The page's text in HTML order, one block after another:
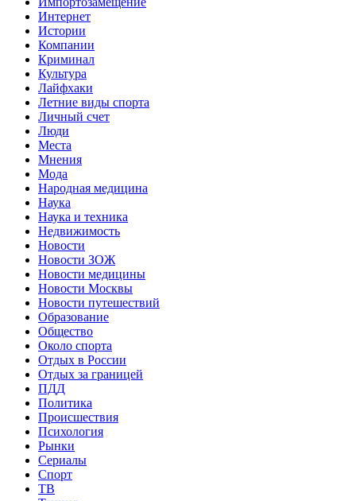
Интернет
Истории
Компании
Криминал
Культура
Лайфхаки
Летние виды спорта
Личный счет
Люди
Места
Мнения
Мода
Народная медицина
Наука
Наука и техника
Недвижимость
Новости
Новости ЗОЖ
Новости медицины
Новости Москвы
Новости путешествий
Образование
Общество
Около спорта
Отдых в России
Отдых за границей
ПДД
Политика
Происшествия
Психология
Рынки
Сериалы
Спорт
ТВ